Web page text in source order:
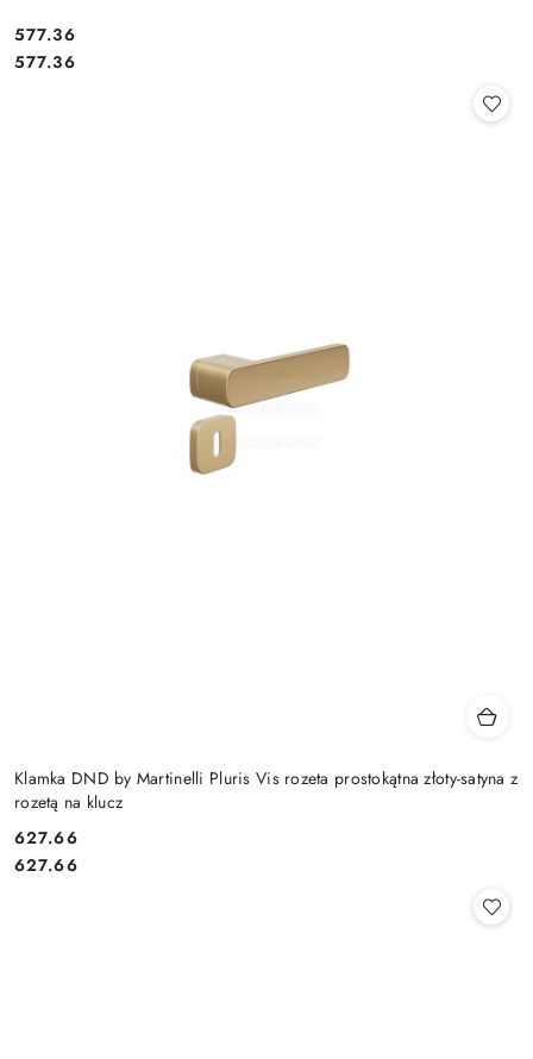
Cena:
577.36
Cena:
577.36
Klamka DND by Martinelli Pluris Vis rozeta prostokątna złoty-satyna z
rozetą na klucz
Cena:
627.66
Cena:
627.66